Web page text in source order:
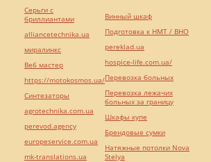
Серьги с
бриллиантами
alliancetechnika.ua
миралинкс
Веб мастер
https://motokosmos.ua/
Синтезаторы
agrotechnika.com.ua
perevod.agency
europeservice.com.ua
mk-translations.ua
Винный шкаф
Подготовка к НМТ / ВНО
pereklad.ua
hospice-life.com.ua/
Перевозка больных
Перевозка лежачих
больных за границу
Шкафы купе
Брендовые сумки
Натяжные потолки Nova
Stelya